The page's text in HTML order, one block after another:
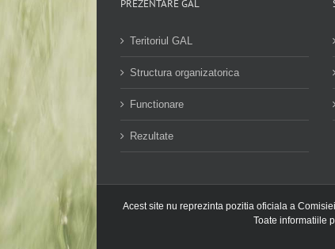
PREZENTARE GAL
Teritoriul GAL
Structura organizatorica
Functionare
Rezultate
Acest site nu reprezinta pozitia oficiala a
Toate informatiile